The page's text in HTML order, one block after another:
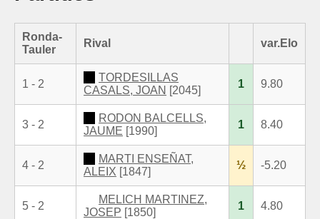
Ronda-
Tauler
Rival var.Elo
1 - 2
TORDESILLAS
CASALS, JOAN [2045]
1 9.80
3 - 2
RODON BALCELLS,
JAUME [1990]
1 8.40
4 - 2
MARTI ENSEÑAT,
ALEIX [1847]
½ -5.20
5 - 2
MELICH MARTINEZ,
JOSEP [1850]
1 4.80